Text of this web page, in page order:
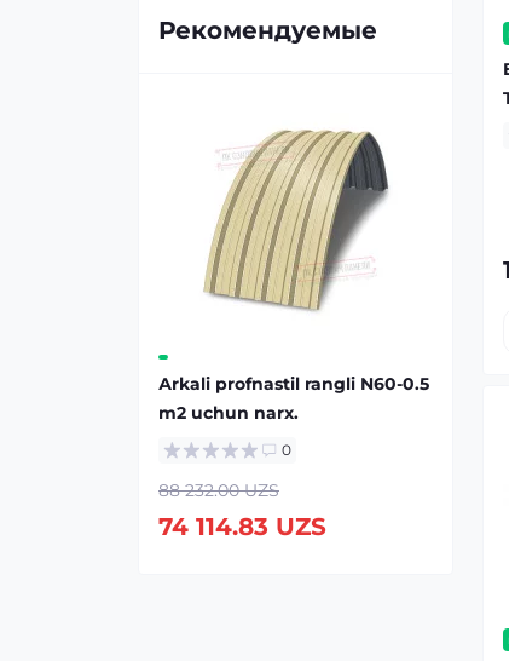
Рекомендуемые
Аrkali profnastil rangli N60-0.5
m2 uchun narx.
0
88 232.00 UZS
74 114.83 UZS